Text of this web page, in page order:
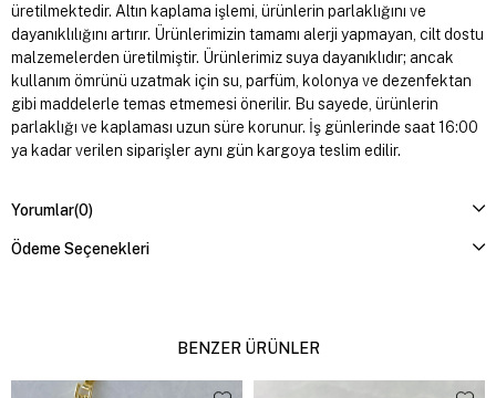
üretilmektedir. Altın kaplama işlemi, ürünlerin parlaklığını ve
dayanıklılığını artırır. Ürünlerimizin tamamı alerji yapmayan, cilt dostu
malzemelerden üretilmiştir. Ürünlerimiz suya dayanıklıdır; ancak
kullanım ömrünü uzatmak için su, parfüm, kolonya ve dezenfektan
gibi maddelerle temas etmemesi önerilir. Bu sayede, ürünlerin
parlaklığı ve kaplaması uzun süre korunur. İş günlerinde saat 16:00
ya kadar verilen siparişler aynı gün kargoya teslim edilir.
Yorumlar(0)
Ödeme Seçenekleri
BENZER ÜRÜNLER